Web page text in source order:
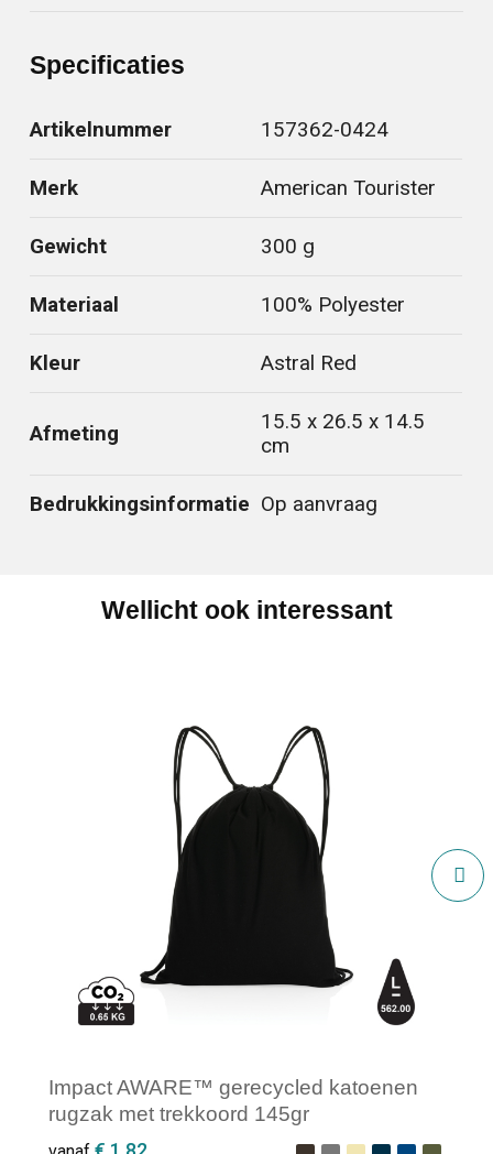
Specificaties
Artikelnummer 157362-0424
Merk American Tourister
Gewicht 300 g
Materiaal 100% Polyester
Kleur Astral Red
Afmeting
15.5 x 26.5 x 14.5
cm
Bedrukkingsinformatie Op aanvraag
Wellicht ook interessant
Impact AWARE™ gerecycled katoenen
rugzak met trekkoord 145gr